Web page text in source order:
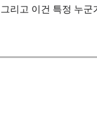
리고 이건 특정 누